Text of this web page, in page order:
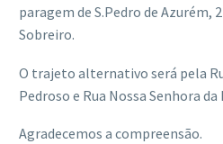
paragem de S.Pedro de Azurém,
Sobreiro.
O trajeto alternativo será pela
Pedroso e Rua Nossa Senhora da
Agradecemos a compreensão.